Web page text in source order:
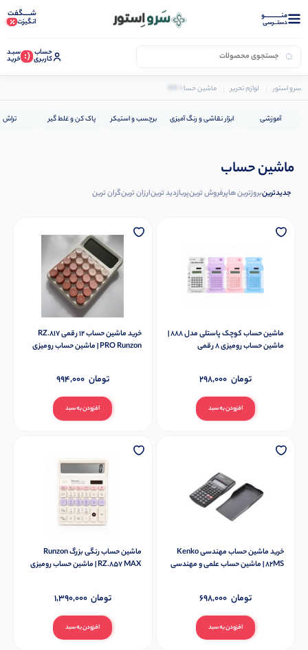
منــــــــــــو
دستــرسی
شـــــگفت
انگیزت
حساب
کاربری (: سبـد
خرید
سرو استور لوازم تحریر ماشین حساب
آموزشی ابزار نقاشی و رنگ آمیزی برچسب و استیکر پاک کن و غلط گیر تراش
ماشین حساب
جدیدترینبروزترین هاپرفروش ترینپربازدید ترینارزان ترینگران ترین
ماشین حساب کوچک پاستلی مدل 888 |
ماشین حساب رومیزی 8 رقمی
افزودن به سبد
298,000 تومان
خرید ماشین حساب ۱۲ رقمی RZ.817
PRO Runzon | ماشین حساب رومیزی
افزودن به سبد
994,000 تومان
خرید ماشین حساب مهندسی Kenko
82MS | ماشین حساب علمی و مهندسی
افزودن به سبد
698,000 تومان
ماشین حساب رنگی بزرگ Runzon
RZ.857 MAX | ماشین حساب رومیزی
افزودن به سبد
1,390,000 تومان